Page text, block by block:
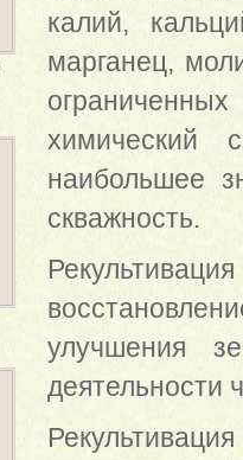
калий,
марганец,
химический
наибольшее
скважность.
улучшения
деятельности